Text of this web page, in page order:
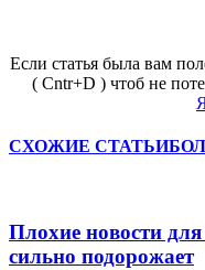
Если статья была вам
( Cntr+D ) чтоб не
СХОЖИЕ СТАТЬИ
Плохие новости
сильно подорожает